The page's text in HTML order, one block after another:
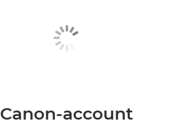
Canon-account